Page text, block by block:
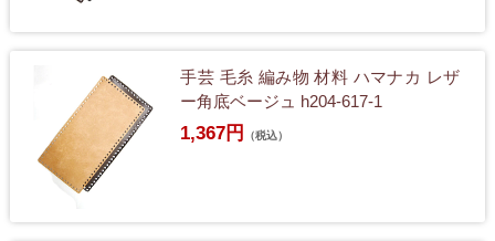
手芸 毛糸 編み物 材料 ハマナカ レザ
ー角底ベージュ h204-617-1
1,367円 （税込）